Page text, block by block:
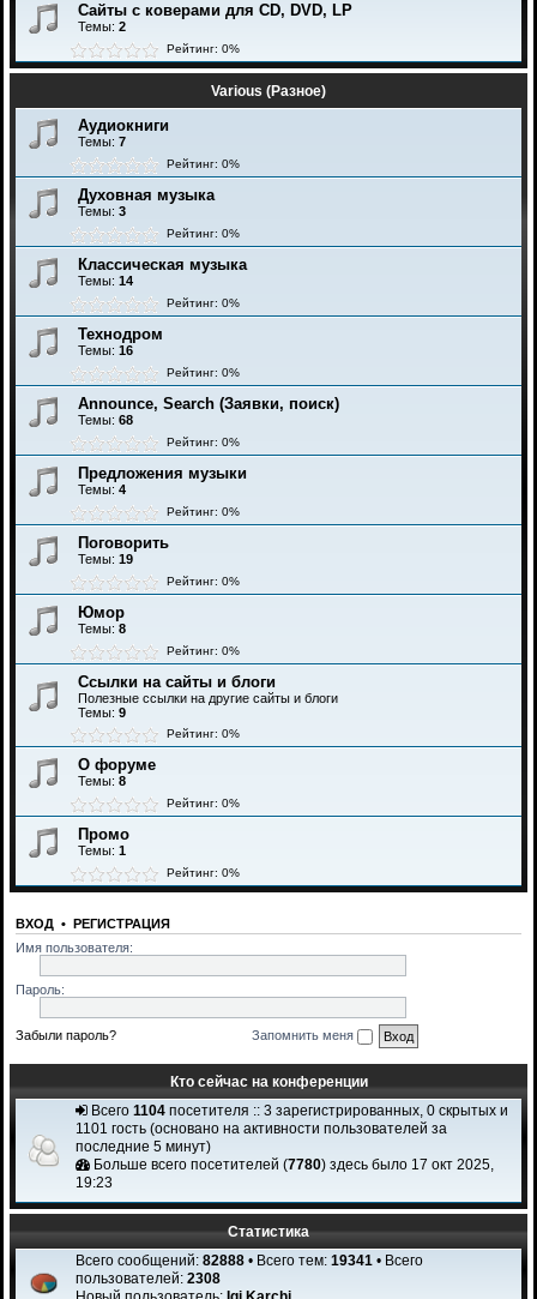
Сайты с коверами для CD, DVD, LP
Темы: 2
Рейтинг: 0%
Various (Разное)
Аудиокниги
Темы: 7
Рейтинг: 0%
Духовная музыка
Темы: 3
Рейтинг: 0%
Классическая музыка
Темы: 14
Рейтинг: 0%
Технодром
Темы: 16
Рейтинг: 0%
Announce, Search (Заявки, поиск)
Темы: 68
Рейтинг: 0%
Предложения музыки
Темы: 4
Рейтинг: 0%
Поговорить
Темы: 19
Рейтинг: 0%
Юмор
Темы: 8
Рейтинг: 0%
Ссылки на сайты и блоги
Полезные ссылки на другие сайты и блоги
Темы: 9
Рейтинг: 0%
О форуме
Темы: 8
Рейтинг: 0%
Промо
Темы: 1
Рейтинг: 0%
ВХОД • РЕГИСТРАЦИЯ
Имя пользователя:
Пароль:
Забыли пароль? Запомнить меня
Кто сейчас на конференции
Всего 1104 посетителя :: 3 зарегистрированных, 0 скрытых и
1101 гость (основано на активности пользователей за
последние 5 минут)
Больше всего посетителей (7780) здесь было 17 окт 2025,
19:23
Статистика
Всего сообщений: 82888 • Всего тем: 19341 • Всего
пользователей: 2308